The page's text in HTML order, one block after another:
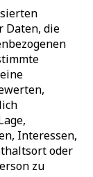
Daten, die
Interessen,
oder
zu